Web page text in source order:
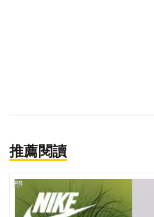
推薦閱讀
PR